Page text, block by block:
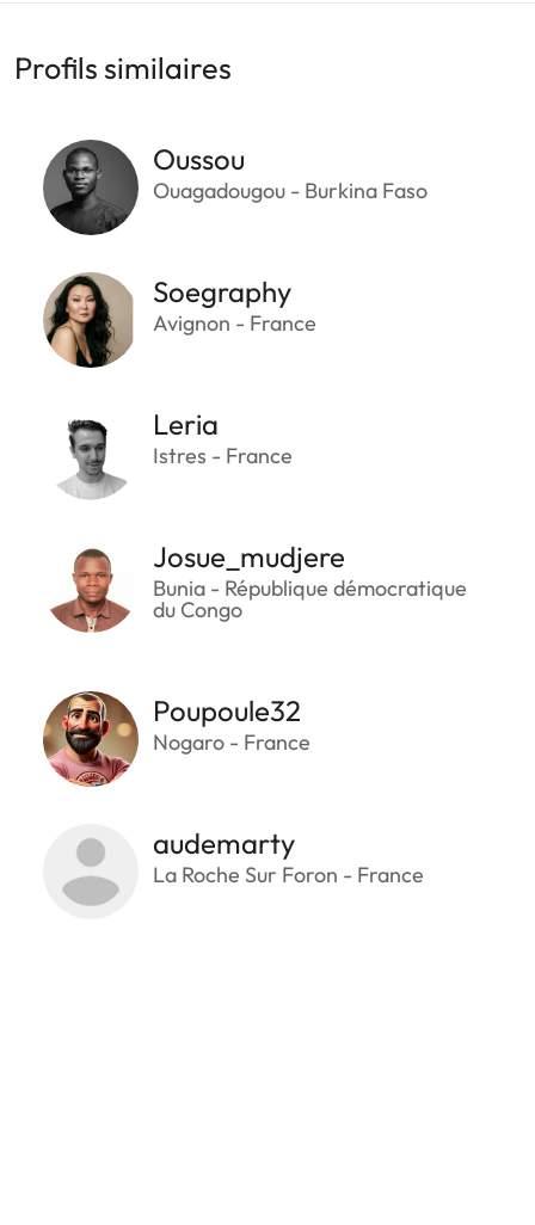
Profils similaires
Oussou
Ouagadougou - Burkina Faso
Soegraphy
Avignon - France
Leria
Istres - France
Josue_mudjere
Bunia - République démocratique
du Congo
Poupoule32
Nogaro - France
audemarty
La Roche Sur Foron - France